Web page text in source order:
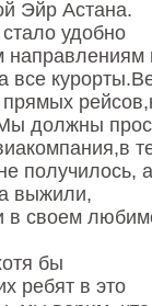
Эйр Астана.
удобно
направлениям
все
прямых
должны
получилось, а
выжили,
в своем
бы
ребят в это